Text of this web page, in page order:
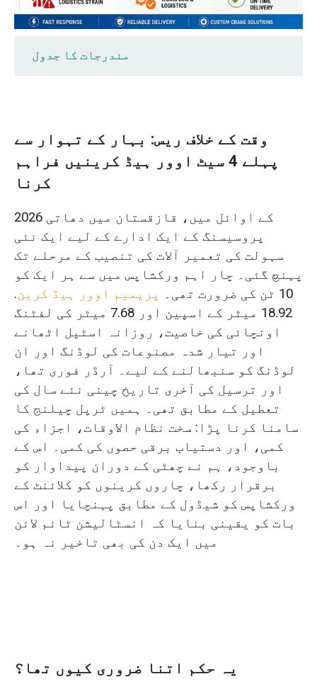
مندرجات کا جدول
یہ حکم اتنا ضروری کیوں تھا؟
فوری اوور ہیڈ کرین کی پیداوار کے لیے
پانا
پہلی رکاوٹ: بنیادی اجزاء کی بڑے
پیمانے پر قلت کیونکہ اپ اسٹریم
سپلائرز نے اجتماعی طور پر کام روک
دیا۔
دوسری رکاوٹ: خرابی کے مارجن کے ساتھ
سخت ترسیل کی آخری تاریخ
تیز اوور ہیڈ کرین کی ترسیل کے لیے
چست لوگو پینٹنگ کا حل
چین قازقستان کراس بارڈر پریمیم اوور
ہیڈ کرین کی ترسیل چینی نئے سال کے
ذریعے
4 پریمیئم اوور ہیڈ کرینیں ڈیلیور کی
گئیں اس بات کو یقینی بناتے ہوئے کہ
وقت کے خلاف ریس: بہار کے تہوار سے
پہلے 4 سیٹ اوور ہیڈ کرینیں فراہم
کرنا
2026 کے اوائل میں، قازقستان میں دھاتی
پروسیسنگ کے ایک ادارے کے لیے ایک نئی
سہولت کی تعمیر آلات کی تنصیب کے مرحلے تک
پہنچ گئی۔ چار اہم ورکشاپس میں سے ہر ایک کو
10 ٹن کی ضرورت تھی۔
پریمیم اوور ہیڈ کرین.
18.92 میٹر کے اسپین اور 7.68 میٹر کی لفٹنگ
اونچائی کی خاصیت، روزانہ اسٹیل اٹھانے
اور تیار شدہ مصنوعات کی لوڈنگ اور ان
لوڈنگ کو سنبھالنے کے لیے۔ آرڈر فوری تھا،
اور ترسیل کی آخری تاریخ چینی نئے سال کی
تعطیل کے مطابق تھی۔ ہمیں ٹرپل چیلنج کا
سامنا کرنا پڑا: سخت نظام الاوقات، اجزاء کی
کمی، اور دستیاب برقی حصوں کی کمی۔ اس کے
باوجود، ہم نے چھٹی کے دوران پیداوار کو
برقرار رکھا، چاروں کرینوں کو کلائنٹ کے
ورکشاپس کو شیڈول کے مطابق پہنچایا اور اس
بات کو یقینی بنایا کہ انسٹالیشن ٹائم لائن
میں ایک دن کی بھی تاخیر نہ ہو۔
یہ حکم اتنا ضروری کیوں تھا؟